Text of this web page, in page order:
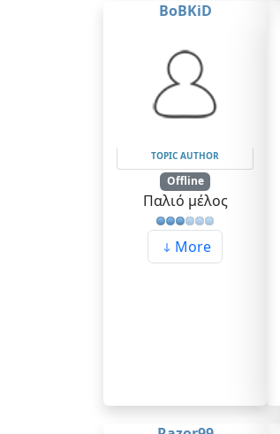
BoBKiD
TOPIC AUTHOR
Offline
Παλιό μέλος
More